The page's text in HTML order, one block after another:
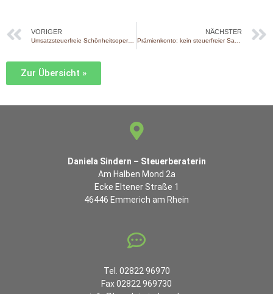
VORIGER
Umsatzsteuerfreie Schönheitsoperationen
NÄCHSTER
Zur Übersicht »
Daniela Sindern – Steuerberaterin
Am Halben Mond 2a
Ecke Eltener Straße 1
46446 Emmerich am Rhein
Tel. 02822 96970
Fax 02822 969730